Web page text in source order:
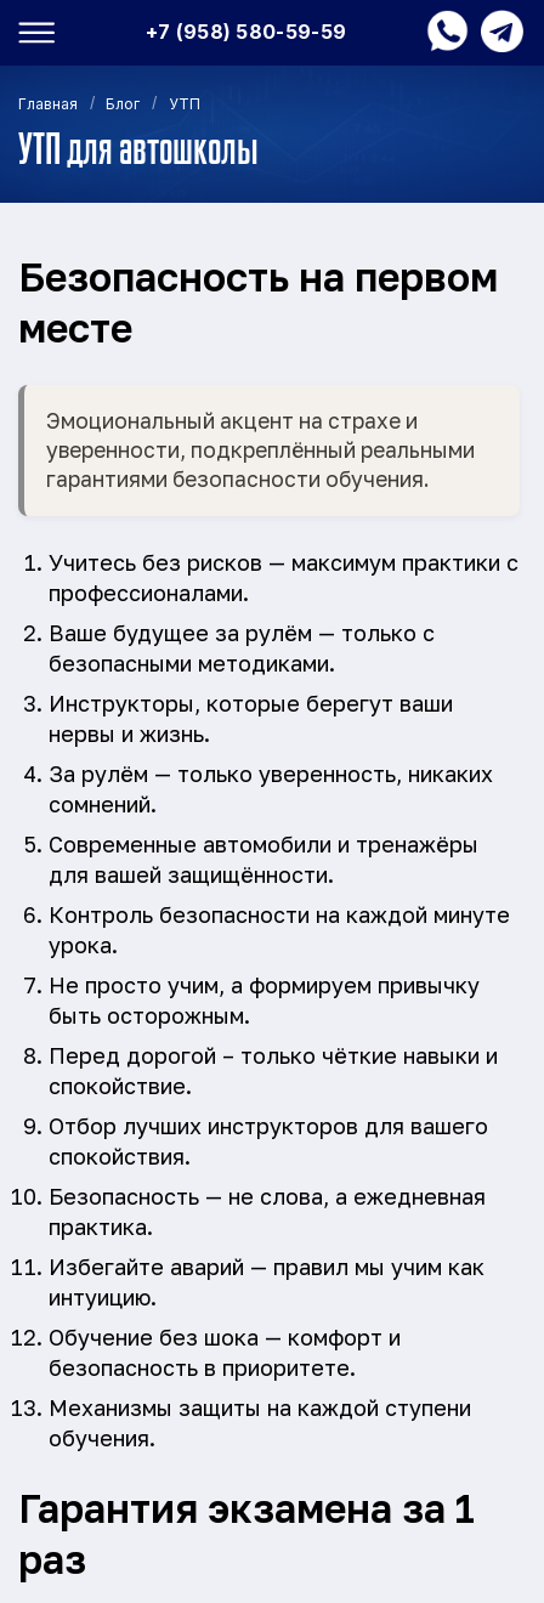
+7 (958) 580-59-59
Главная / Блог / УТП
УТП для автошколы
Безопасность на первом
месте
Эмоциональный акцент на страхе и
уверенности, подкреплённый реальными
гарантиями безопасности обучения.
Учитесь без рисков — максимум практики с
профессионалами.
Ваше будущее за рулём — только с
безопасными методиками.
Инструкторы, которые берегут ваши
нервы и жизнь.
За рулём — только уверенность, никаких
сомнений.
Современные автомобили и тренажёры
для вашей защищённости.
Контроль безопасности на каждой минуте
урока.
Не просто учим, а формируем привычку
быть осторожным.
Перед дорогой – только чёткие навыки и
спокойствие.
Отбор лучших инструкторов для вашего
спокойствия.
Безопасность — не слова, а ежедневная
практика.
Избегайте аварий — правил мы учим как
интуицию.
Обучение без шока — комфорт и
безопасность в приоритете.
Механизмы защиты на каждой ступени
обучения.
Гарантия экзамена за 1
раз